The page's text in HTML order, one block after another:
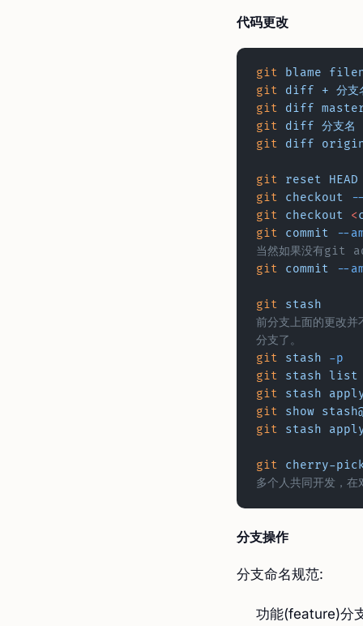
代码更改
git blame
git diff + 分
git diff
git diff 分支名
git diff
git reset HEAD
git checkout
git checkout <
git commit --
当然如果没有git
git commit --
git stash
前分支上面的更改并
分支了。
git stash -p
git stash list
git stash
git show
git stash
git cherry-
多个人共同开发，
分支操作
分支命名规范:
功能(feature)分